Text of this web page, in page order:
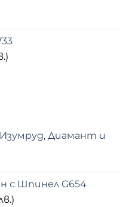
Диамант и
с Шпинел G654